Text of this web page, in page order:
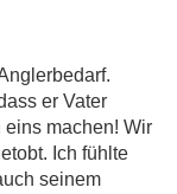
er Vater
machen! Wir
Ich fühlte
seinem